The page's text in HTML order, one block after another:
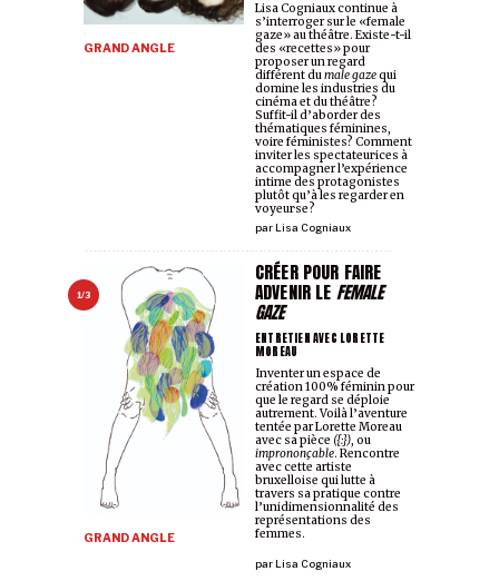
GRAND ANGLE
parLisa Cogniaux
Lisa Cogniaux continue à
s’interroger sur le «female
gaze» au théâtre. Existe-t-il
des «recettes» pour
proposer un regard
différent dumale gazequi
domine les industries du
cinéma et du théâtre?
Suffit-il d’aborder des
thématiques féminines,
voire féministes? Comment
inviter les spectateur·ices à
accompagner l’expérience
intime des protagonistes
plutôt qu’à les regarder en
voyeur·se?
1/3
CRÉER POUR FAIRE
ADVENIR LE FEMALE
GAZE
ENTRETIEN AVEC LORETTE
MOREAU
GRAND ANGLE
parLisa Cogniaux
Inventer un espace de
création 100% féminin pour
que le regard se déploie
autrement. Voilà l’aventure
tentée par Lorette Moreau
avec sa pièce ({:}), ou
imprononçable. Rencontre
avec cette artiste
bruxelloise qui lutte à
travers sa pratique contre
l’unidimensionnalité des
représentations des
femmes.